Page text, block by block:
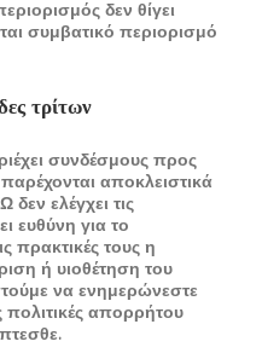
δεν θίγει
συμβατικό περιορισμό
τρίτων
συνδέσμους προς
αποκλειστικά
ελέγχει τις
ευθύνη για το
πρακτικές τους η
ή υιοθέτηση του
να ενημερώνεστε
πολιτικές απορρήτου